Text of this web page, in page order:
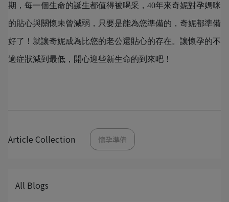
期，每一個生命的誕生都值得被喝采，40年來奇妮對孕媽咪
的貼心與關懷未曾減弱，只要是能為您準備的，奇妮都準備
好了！就讓奇妮成為比您的老公還貼心的存在。讓懷孕的不
適症狀減到最低，開心迎些新生命的到來吧！
Article Collection 懷孕準備
All Blogs